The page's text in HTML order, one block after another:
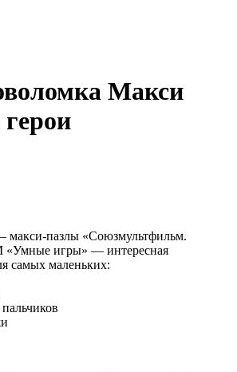
Макси
макси-пазлы «Союзмультфильм.
игры» — интересная
самых маленьких: